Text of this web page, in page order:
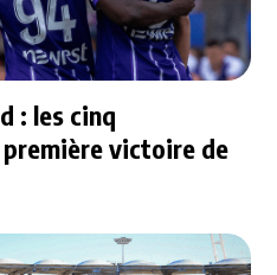
: les cinq
victoire de